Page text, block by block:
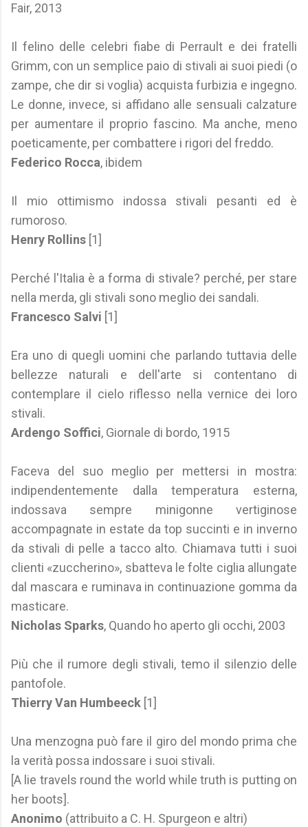
Fair, 2013
Il felino delle celebri fiabe di Perrault e dei fratelli
Grimm, con un semplice paio di stivali ai suoi piedi (o
zampe, che dir si voglia) acquista furbizia e ingegno.
Le donne, invece, si affidano alle sensuali calzature
per aumentare il proprio fascino. Ma anche, meno
poeticamente, per combattere i rigori del freddo.
Federico Rocca, ibidem
Il mio ottimismo indossa stivali pesanti ed è
rumoroso.
Henry Rollins [1]
Perché l'Italia è a forma di stivale? perché, per stare
nella merda, gli stivali sono meglio dei sandali.
Francesco Salvi [1]
Era uno di quegli uomini che parlando tuttavia delle
bellezze naturali e dell'arte si contentano di
contemplare il cielo riflesso nella vernice dei loro
stivali.
Ardengo Soffici, Giornale di bordo, 1915
Faceva del suo meglio per mettersi in mostra:
indipendentemente dalla temperatura esterna,
indossava sempre minigonne vertiginose
accompagnate in estate da top succinti e in inverno
da stivali di pelle a tacco alto. Chiamava tutti i suoi
clienti «zuccherino», sbatteva le folte ciglia allungate
dal mascara e ruminava in continuazione gomma da
masticare.
Nicholas Sparks, Quando ho aperto gli occhi, 2003
Più che il rumore degli stivali, temo il silenzio delle
pantofole.
Thierry Van Humbeeck [1]
Una menzogna può fare il giro del mondo prima che
la verità possa indossare i suoi stivali.
[A lie travels round the world while truth is putting on
her boots].
Anonimo (attribuito a C. H. Spurgeon e altri)